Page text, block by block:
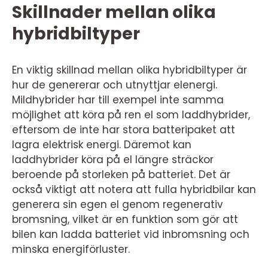
Skillnader mellan olika
hybridbiltyper
En viktig skillnad mellan olika hybridbiltyper är
hur de genererar och utnyttjar elenergi.
Mildhybrider har till exempel inte samma
möjlighet att köra på ren el som laddhybrider,
eftersom de inte har stora batteripaket att
lagra elektrisk energi. Däremot kan
laddhybrider köra på el längre sträckor
beroende på storleken på batteriet. Det är
också viktigt att notera att fulla hybridbilar kan
generera sin egen el genom regenerativ
bromsning, vilket är en funktion som gör att
bilen kan ladda batteriet vid inbromsning och
minska energiförluster.